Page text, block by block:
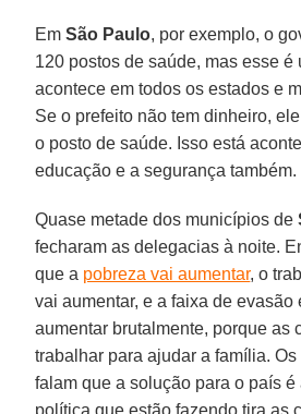
EmSão Paulo, por exemplo, o
120 postos de saúde, mas esse é
acontece em todos os estados e
Se o prefeito não tem dinheiro,
o posto de saúde. Isso está
educação e a segurança também.
Quase metade dos municípios de
fecharam as delegacias à noite.
que a pobreza vai aumentar, o
vai aumentar, e a faixa de evasão
aumentar brutalmente, porque as
trabalhar para ajudar a família.
falam que a solução para o país
política que estão fazendo tira as